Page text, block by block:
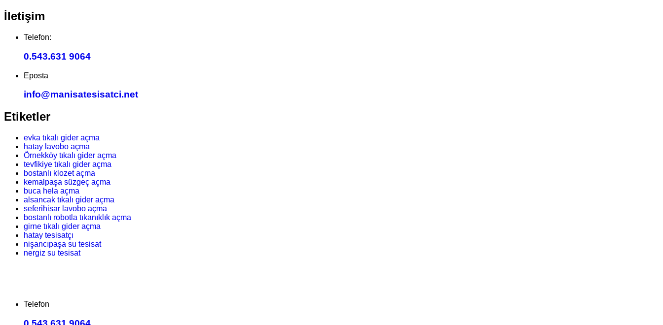
İletişim
Telefon:
0.543.631 9064
Eposta
info@manisatesisatci.net
Etiketler
evka tıkalı gider açma
hatay lavobo açma
Örnekköy tıkalı gider açma
tevfikiye tıkalı gider açma
bostanlı klozet açma
kemalpaşa süzgeç açma
buca hela açma
alsancak tıkalı gider açma
seferihisar lavobo açma
bostanlı robotla tıkanıklık açma
girne tıkalı gider açma
hatay tesisatçı
nişancıpaşa su tesisat
nergiz su tesisat
Telefon